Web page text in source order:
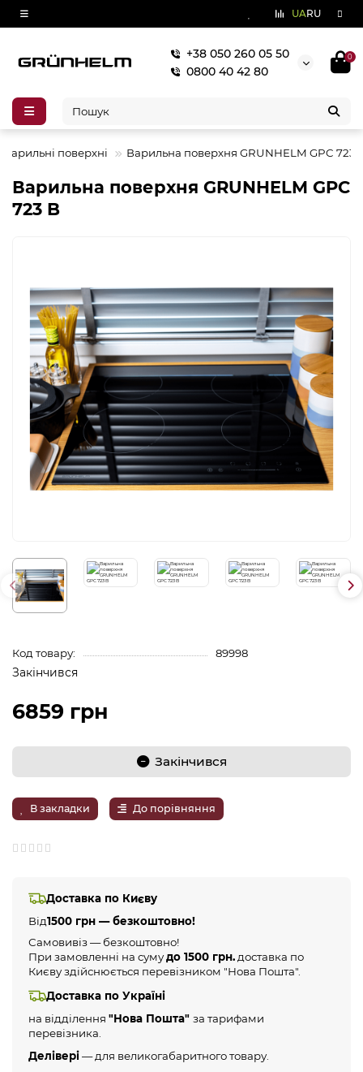
UARU
+38 050 260 05 50
0800 40 42 80
0
Варильні поверхні Варильна поверхня GRUNHELM GPC 723
Варильна поверхня GRUNHELM GPC
723 B
Код товару: 89998
Закінчився
6859 грн
Закінчився
В закладки До порівняння
Доставка по Києву
Від1500 грн — безкоштовно!
Самовивіз — безкоштовно!
При замовленні на сумудо 1500 грн. доставка по
Києву здійснюється перевізником "Нова Пошта".
Доставка по Україні
на відділення "Нова Пошта" за тарифами
перевізника.
Делівері— для великогабаритного товару.